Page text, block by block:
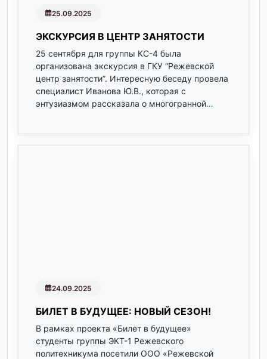
25.09.2025
ЭКСКУРСИЯ В ЦЕНТР ЗАНЯТОСТИ
25 сентября для группы КС-4 была
организована экскурсия в ГКУ “Режевской
центр занятости”. Интересную беседу провела
специалист Иванова Ю.В., которая с
энтузиазмом рассказала о многогранной…
24.09.2025
БИЛЕТ В БУДУЩЕЕ: НОВЫЙ СЕЗОН!
В рамках проекта «Билет в будущее»
студенты группы ЭКТ-1 Режевского
политехникума посетили ООО «Режевской